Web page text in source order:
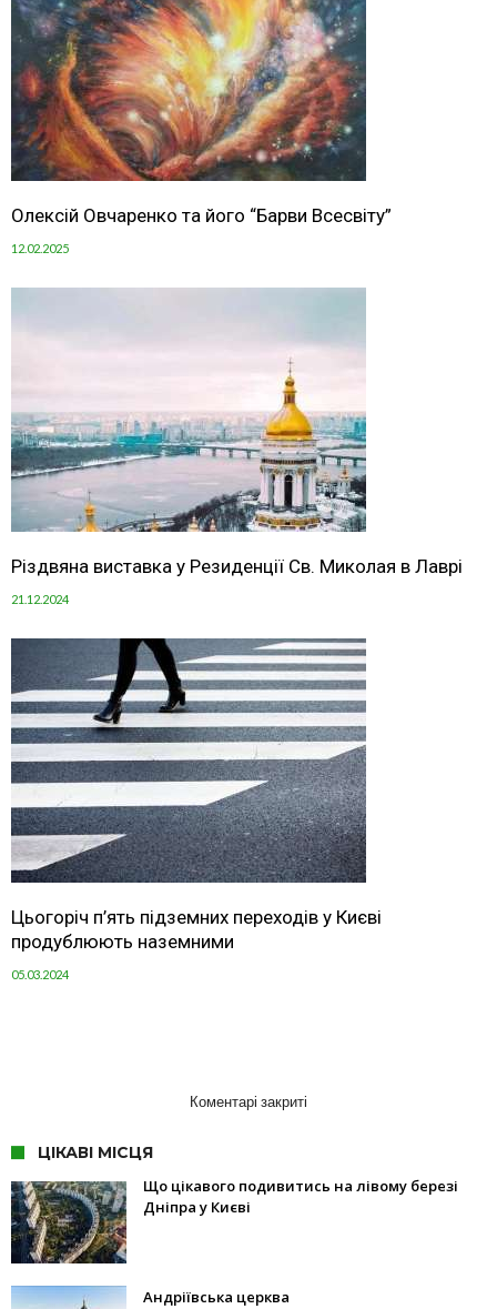
Олексій Овчаренко та його “Барви Всесвіту”
12.02.2025
Різдвяна виставка у Резиденції Св. Миколая в Лаврі
21.12.2024
Цьогоріч п’ять підземних переходів у Києві
продублюють наземними
05.03.2024
Коментарі закриті
ЦІКАВІ МІСЦЯ
Що цікавого подивитись на лівому березі
Дніпра у Києві
Андріївська церква